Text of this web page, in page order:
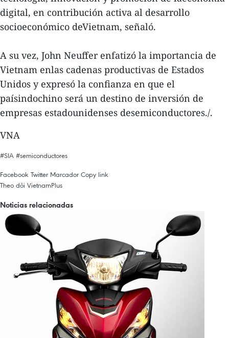
digital, en contribución activa al desarrollo
socioeconómico deVietnam, señaló.
A su vez, John Neuffer enfatizó la importancia de
Vietnam enlas cadenas productivas de Estados
Unidos y expresó la confianza en que el
paísindochino será un destino de inversión de
empresas estadounidenses desemiconductores./.
VNA
#SIA #semiconductores
Facebook Twitter Marcador Copy link
Theo dõi VietnamPlus
Noticias relacionadas